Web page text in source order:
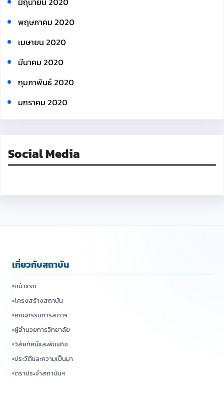
พฤษภาคม 2020
เมษายน 2020
มีนาคม 2020
กุมภาพันธ์ 2020
มกราคม 2020
Social Media
เกี่ยวกับสถาบัน
▪หน้าแรก
▪โครงสร้างสถาบัน
▪คณะกรรมการสภาฯ
▪ผู้อำนวยการวิทยาลัย
▪วิสัยทัศน์และพันธกิจ
▪ประวัติและความเป็นมา
▪ตราประจำสถาบันฯ